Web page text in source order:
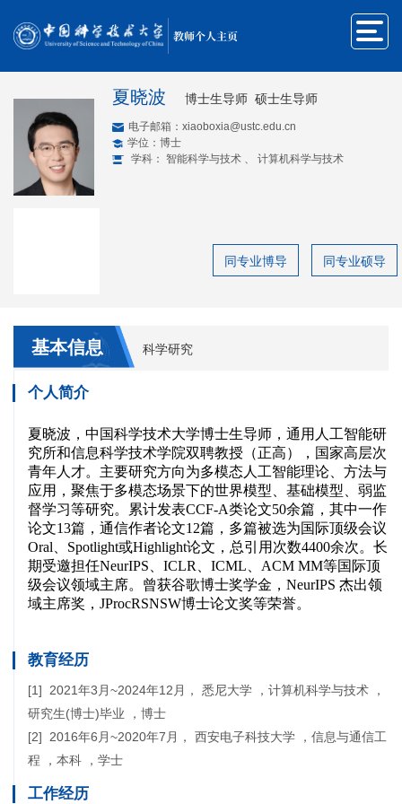
教师个人主页
夏晓波 博士生导师 硕士生导师
电子邮箱： xiaoboxia@ustc.edu.cn
学位：博士
学科： 智能科学与技术 、 计算机科学与技术
同专业博导 同专业硕导
基本信息 科学研究
个人简介
教育经历
[1] 2021年3月~2024年12月， 悉尼大学 ，计算机科学与技术 ，
研究生(博士)毕业 ，博士
[2] 2016年6月~2020年7月， 西安电子科技大学 ，信息与通信工
程 ，本科 ，学士
工作经历